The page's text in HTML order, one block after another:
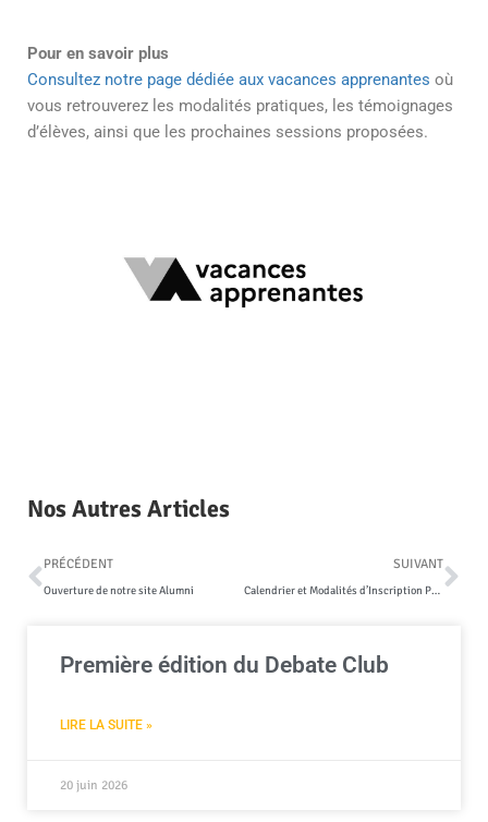
Pour en savoir plus
Consultez notre page dédiée aux vacances apprenantes où
vous retrouverez les modalités pratiques, les témoignages
d’élèves, ainsi que les prochaines sessions proposées.
Nos Autres Articles
PRÉCÉDENT
Ouverture de notre site Alumni
SUIVANT
Calendrier et Modalités d’Inscription PRE BAC
Première édition du Debate Club
LIRE LA SUITE »
20 juin 2026